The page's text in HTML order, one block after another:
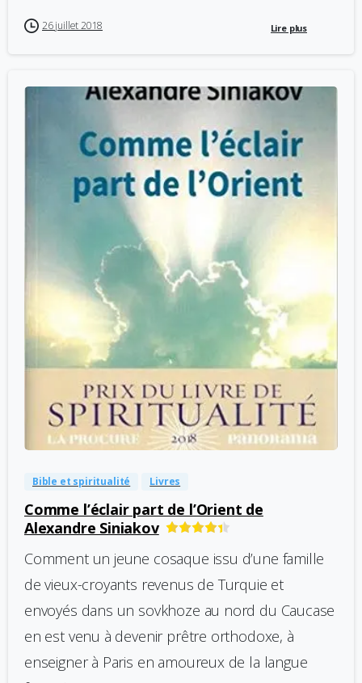
26 juillet 2018 Lire plus
-
Bible et spiritualité Livres
Comme l’éclair part de l’Orient de
Alexandre Siniakov
Comment un jeune cosaque issu d’une famille
de vieux-croyants revenus de Turquie et
envoyés dans un sovkhoze au nord du Caucase
en est venu à devenir prêtre orthodoxe, à
enseigner à Paris en amoureux de la langue